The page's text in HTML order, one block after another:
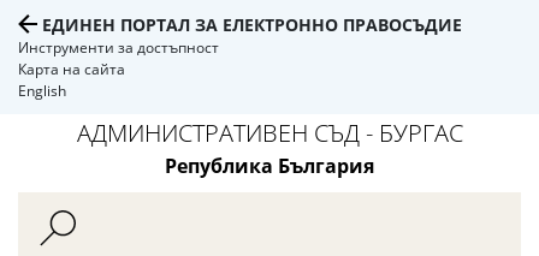
ЕДИНЕН ПОРТАЛ ЗА ЕЛЕКТРОННО ПРАВОСЪДИЕ
Инструменти за достъпност
Карта на сайта
English
АДМИНИСТРАТИВЕН СЪД - БУРГАС
Република България